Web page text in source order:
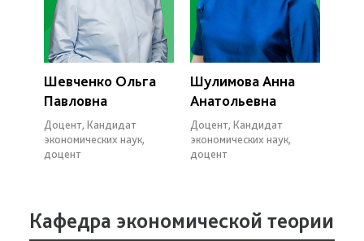
Шевченко Ольга
Павловна
Доцент, Кандидат
экономических наук,
доцент
Шулимова Анна
Анатольевна
Доцент, Кандидат
экономических наук,
доцент
Кафедра экономической теории